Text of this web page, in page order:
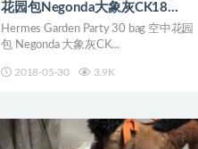
花园包Negonda大象灰CK18
Etoupe
Hermes Garden Party 30 bag 空中花园
包 Negonda 大象灰CK...
2018-05-30 3.9K